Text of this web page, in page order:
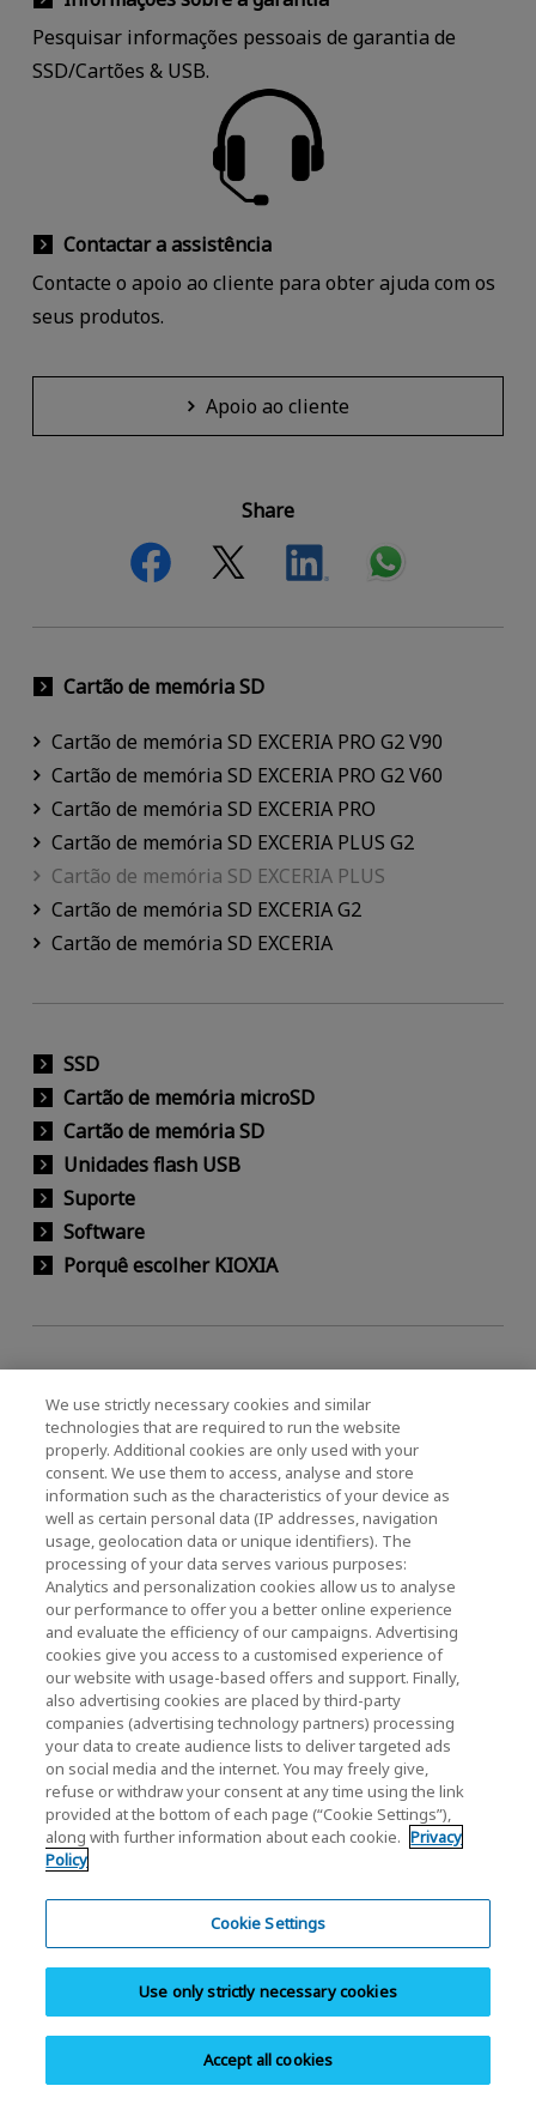
Pesquisar informações pessoais de garantia de
SSD/Cartões & USB.
Contactar a assistência
Contacte o apoio ao cliente para obter ajuda com os
seus produtos.
Apoio ao cliente
Share
Cartão de memória SD
Cartão de memória SD EXCERIA PRO G2 V90
Cartão de memória SD EXCERIA PRO G2 V60
Cartão de memória SD EXCERIA PRO
Cartão de memória SD EXCERIA PLUS G2
Cartão de memória SD EXCERIA PLUS
Cartão de memória SD EXCERIA G2
Cartão de memória SD EXCERIA
SSD
Cartão de memória microSD
Cartão de memória SD
Unidades flash USB
Suporte
Software
Porquê escolher KIOXIA
Página principal Produtos Pessoais
Cartão de memória SD
Cartão de memória SD EXCERIA PLUS
Definições de ícones:
Abrirá uma nova janela.
O PDF abrirá numa nova janela.
Abre-se uma janela modal.
Notícias
Evento
Contacte-nos
KIOXIA Holdings Corporation (Societário /
KIOXIA Holdings Corporation Home
Relações com investidores
We use strictly necessary cookies and similar
technologies that are required to run the website
properly. Additional cookies are only used with your
consent. We use them to access, analyse and store
information such as the characteristics of your device as
well as certain personal data (IP addresses, navigation
usage, geolocation data or unique identifiers). The
processing of your data serves various purposes:
Analytics and personalization cookies allow us to analyse
our performance to offer you a better online experience
and evaluate the efficiency of our campaigns. Advertising
cookies give you access to a customised experience of
our website with usage-based offers and support. Finally,
also advertising cookies are placed by third-party
companies (advertising technology partners) processing
your data to create audience lists to deliver targeted ads
on social media and the internet. You may freely give,
refuse or withdraw your consent at any time using the link
provided at the bottom of each page (“Cookie Settings”),
along with further information about each cookie. Privacy
Policy
Cookie Settings
Use only strictly necessary cookies
Accept all cookies